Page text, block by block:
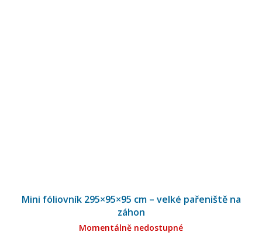
Mini fóliovník 295×95×95 cm – velké pařeniště na
záhon
Momentálně nedostupné